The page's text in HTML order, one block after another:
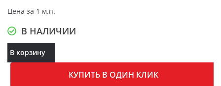
Цена за 1 м.п.
В НАЛИЧИИ
В корзину
КУПИТЬ В ОДИН КЛИК